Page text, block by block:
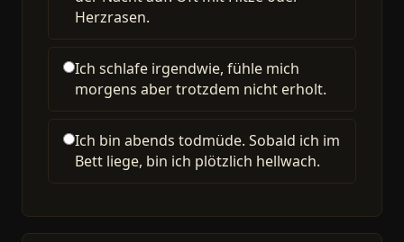
Herzrasen.
Ich schlafe irgendwie, fühle mich
morgens aber trotzdem nicht erholt.
Ich bin abends todmüde. Sobald ich im
Bett liege, bin ich plötzlich hellwach.